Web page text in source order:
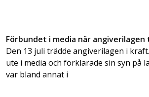
Förbundet i media när
Den 13 juli trädde angiverilagen i
ute i media och förklarade sin syn på
var bland annat i